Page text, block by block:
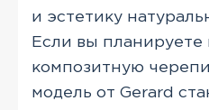
и эстетику
Если вы планируете
композитную
модель от Gerard